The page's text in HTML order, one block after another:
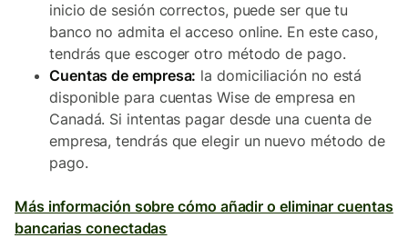
inicio de sesión correctos, puede ser que tu
banco no admita el acceso online. En este caso,
tendrás que escoger otro método de pago.
Cuentas de empresa: la domiciliación no está
disponible para cuentas Wise de empresa en
Canadá. Si intentas pagar desde una cuenta de
empresa, tendrás que elegir un nuevo método de
pago.
Más información sobre cómo añadir o eliminar cuentas
bancarias conectadas